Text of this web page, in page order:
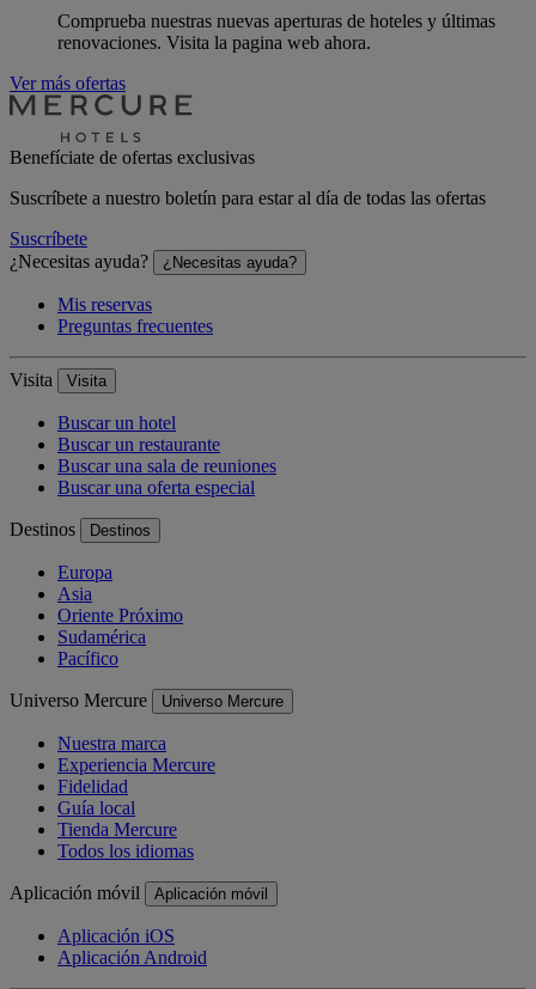
Comprueba nuestras nuevas aperturas de hoteles y últimas
renovaciones. Visita la pagina web ahora.
Ver más ofertas
Benefíciate de ofertas exclusivas
Suscríbete a nuestro boletín para estar al día de todas las ofertas
Suscríbete
¿Necesitas ayuda?
¿Necesitas ayuda?
Mis reservas
Preguntas frecuentes
Visita Visita
Buscar un hotel
Buscar un restaurante
Buscar una sala de reuniones
Buscar una oferta especial
Destinos Destinos
Europa
Asia
Oriente Próximo
Sudamérica
Pacífico
Universo Mercure Universo Mercure
Nuestra marca
Experiencia Mercure
Fidelidad
Guía local
Tienda Mercure
Todos los idiomas
Aplicación móvil Aplicación móvil
Aplicación iOS
Aplicación Android